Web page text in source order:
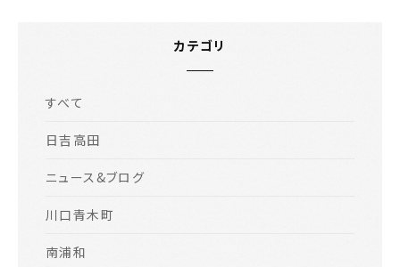
カテゴリ
すべて
日吉高田
ニュース&ブログ
川口青木町
南浦和